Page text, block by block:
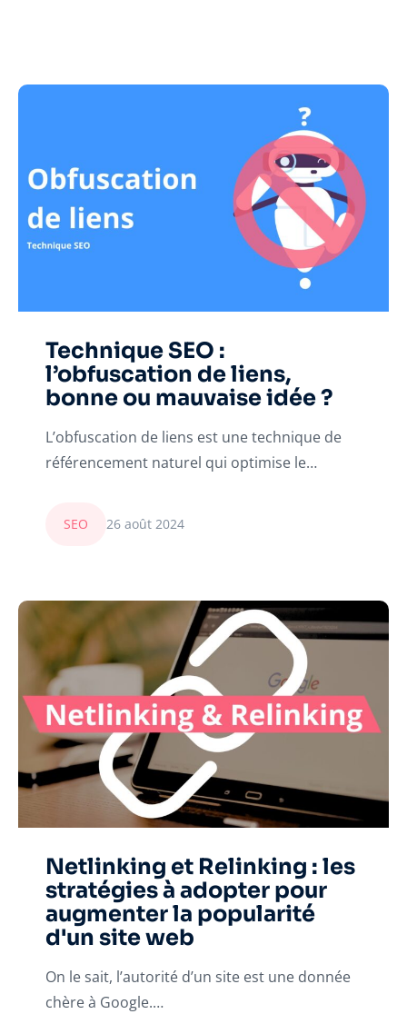
Technique SEO :
l’obfuscation de liens,
bonne ou mauvaise idée ?
L’obfuscation de liens est une technique de
référencement naturel qui optimise le…
SEO 26 août 2024
Netlinking et Relinking : les
stratégies à adopter pour
augmenter la popularité
d'un site web
On le sait, l’autorité d’un site est une donnée
chère à Google.…